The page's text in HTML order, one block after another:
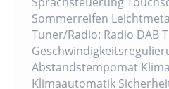
Sommerreifen
Tuner/Radio: Radio DAB
Abstandstempomat
Klimaautomatik